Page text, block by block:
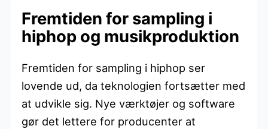
Fremtiden for sampling i
hiphop og musikproduktion
Fremtiden for sampling i hiphop ser
lovende ud, da teknologien fortsætter med
at udvikle sig. Nye værktøjer og software
gør det lettere for producenter at